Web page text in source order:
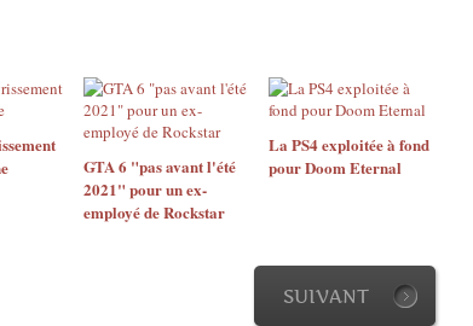
GTA 6 "pas avant l'été
2021" pour un ex-
employé de Rockstar
La PS4 exploitée à fond
pour Doom Eternal
SUIVANT